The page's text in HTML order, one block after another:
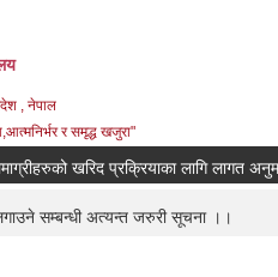
, नेपाल
र समृद्ध खजुरा"
खरिद प्रक्रियाका लागि लागत
सम्बन्धी अत्यन्त जरुरी सूचना ।।